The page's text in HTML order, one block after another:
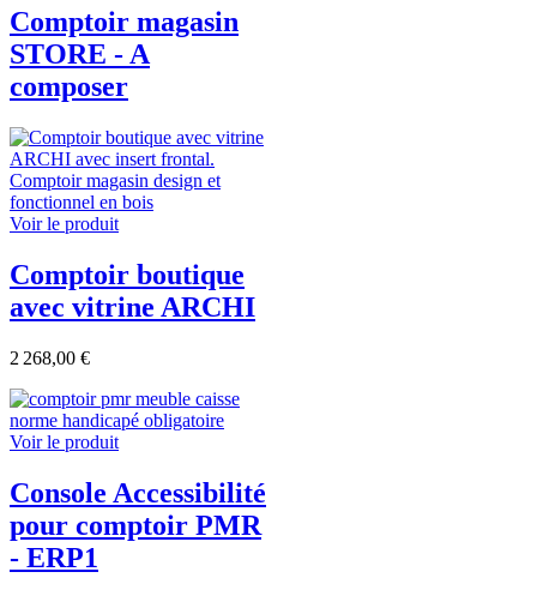
Comptoir magasin
STORE - A
composer
Voir le produit
Comptoir boutique
avec vitrine ARCHI
2 268,00 €
Voir le produit
Console Accessibilité
pour comptoir PMR
- ERP1